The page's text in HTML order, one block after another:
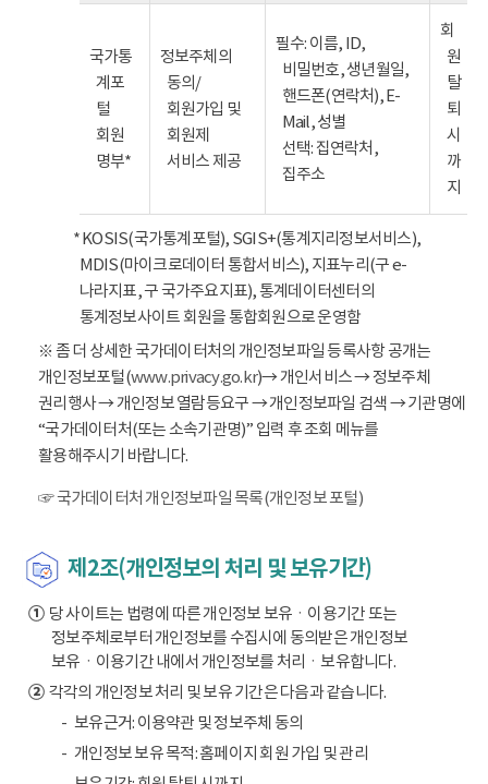
국가통
계포
털
회원
명부*
정보주체의
동의/
회원가입 및
회원제
서비스 제공
필수: 이름, ID,
비밀번호, 생년월일,
핸드폰(연락처), E-
Mail, 성별
선택: 집연락처,
집주소
회
원
탈
퇴
시
까
지
* KOSIS(국가통계포털), SGIS+(통계지리정보서비스),
MDIS(마이크로데이터 통합서비스), 지표누리(구 e-
나라지표, 구 국가주요지표), 통계데이터센터의
통계정보사이트 회원을 통합회원으로 운영함
※ 좀 더 상세한 국가데이터처의 개인정보파일 등록사항 공개는
개인정보포털(www.privacy.go.kr)→ 개인서비스 → 정보주체
권리행사 → 개인정보 열람등요구 → 개인정보파일 검색 → 기관명에
“국가데이터처(또는 소속기관명)” 입력 후 조회 메뉴를
활용해주시기 바랍니다.
☞ 국가데이터처 개인정보파일 목록(개인정보 포털)
제2조(개인정보의 처리 및 보유기간)
①당 사이트는 법령에 따른 개인정보 보유ㆍ이용기간 또는
정보주체로부터 개인정보를 수집시에 동의받은 개인정보
보유ㆍ이용기간 내에서 개인정보를 처리ㆍ보유합니다.
②각각의 개인정보 처리 및 보유 기간은 다음과 같습니다.
보유근거: 이용약관 및 정보주체 동의
개인정보 보유 목적: 홈페이지 회원 가입 및 관리